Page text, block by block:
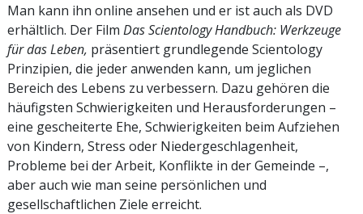
Man kann ihn online ansehen und er ist auch als DVD
erhältlich. Der Film Das Scientology Handbuch: Werkzeuge
für das Leben, präsentiert grundlegende Scientology
Prinzipien, die jeder anwenden kann, um jeglichen
Bereich des Lebens zu verbessern. Dazu gehören die
häufigsten Schwierigkeiten und Herausforderungen –
eine gescheiterte Ehe, Schwierigkeiten beim Aufziehen
von Kindern, Stress oder Niedergeschlagenheit,
Probleme bei der Arbeit, Konflikte in der Gemeinde –,
aber auch wie man seine persönlichen und
gesellschaftlichen Ziele erreicht.